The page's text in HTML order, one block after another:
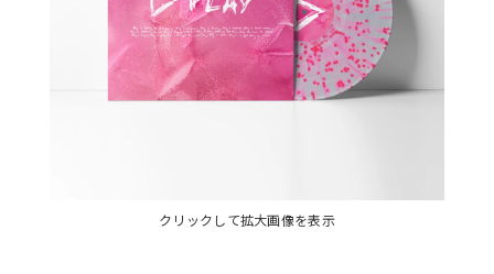
クリックして拡大画像を表示